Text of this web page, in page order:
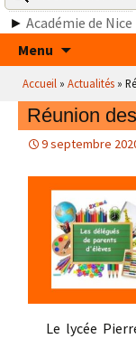
:
► Académie de Nice
Menu
au
contenu
Accueil » Actualités »
Réunion
9 septembre
Le lycée